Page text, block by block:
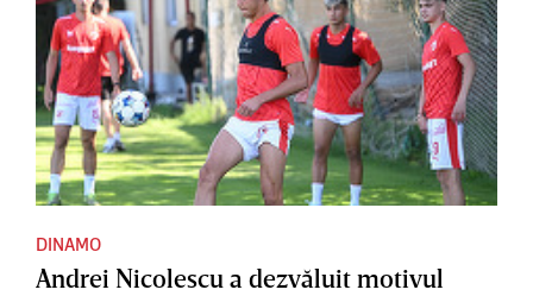
DINAMO
Andrei Nicolescu a dezvăluit motivul